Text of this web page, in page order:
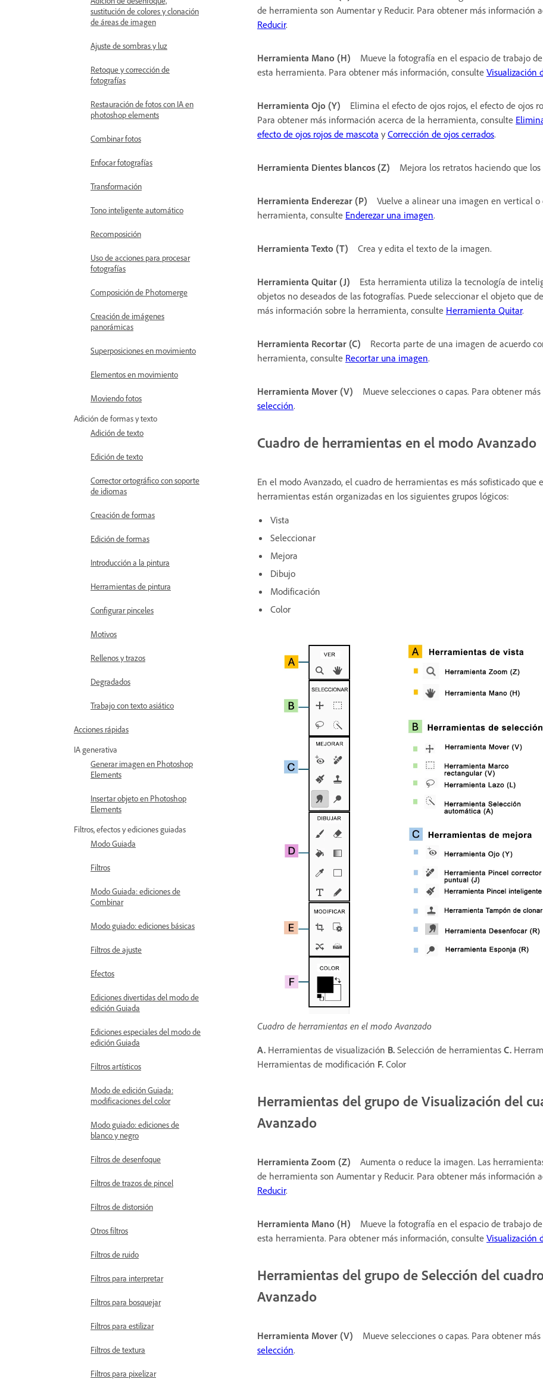
sustitución de colores y clonación
de áreas de imagen
Ajuste de sombras y luz
Retoque y corrección de
fotografías
Restauración de fotos con IA en
photoshop elements
Combinar fotos
Enfocar fotografías
Transformación
Tono inteligente automático
Recomposición
Uso de acciones para procesar
fotografías
Composición de Photomerge
Creación de imágenes
panorámicas
Superposiciones en movimiento
Elementos en movimiento
Moviendo fotos
Adición de formas y texto
Adición de texto
Edición de texto
Corrector ortográfico con soporte
de idiomas
Creación de formas
Edición de formas
Introducción a la pintura
Herramientas de pintura
Configurar pinceles
Motivos
Rellenos y trazos
Degradados
Trabajo con texto asiático
Acciones rápidas
IA generativa
Generar imagen en Photoshop
Elements
Insertar objeto en Photoshop
Elements
Filtros, efectos y ediciones guiadas
Modo Guiada
Filtros
Modo Guiada: ediciones de
Combinar
Modo guiado: ediciones básicas
Filtros de ajuste
Efectos
Ediciones divertidas del modo de
edición Guiada
Ediciones especiales del modo de
edición Guiada
Filtros artísticos
Modo de edición Guiada:
modificaciones del color
Modo guiado: ediciones de
blanco y negro
Filtros de desenfoque
Filtros de trazos de pincel
Filtros de distorsión
Otros filtros
Filtros de ruido
Filtros para interpretar
Filtros para bosquejar
Filtros para estilizar
Filtros de textura
Filtros para pixelizar
de herramienta son Aumentar y Reducir. Para obtener más información
Reducir.
Herramienta Mano (H)
Mueve la fotografía en el espacio de trabajo
esta herramienta. Para obtener más información, consulte Visualización
Herramienta Ojo (Y)
Elimina el efecto de ojos rojos, el efecto de ojos
Para obtener más información acerca de la herramienta, consulte
efecto de ojos rojos de mascota y Corrección de ojos cerrados.
Herramienta Dientes blancos (Z) Mejora los retratos haciendo que
Herramienta Enderezar (P)
Vuelve a alinear una imagen en vertical
herramienta, consulte Enderezar una imagen.
Herramienta Texto (T) Crea y edita el texto de la imagen.
Herramienta Quitar (J)
Esta herramienta utiliza la tecnología de
objetos no deseados de las fotografías. Puede seleccionar el objeto que
más información sobre la herramienta, consulte Herramienta Quitar.
Herramienta Recortar (C)
Recorta parte de una imagen de acuerdo
herramienta, consulte Recortar una imagen.
Herramienta Mover (V) Mueve selecciones o capas. Para obtener
selección.
Cuadro de herramientas en el modo Avanzado
En el modo Avanzado, el cuadro de herramientas es más sofisticado
herramientas están organizadas en los siguientes grupos lógicos:
Vista
Seleccionar
Mejora
Dibujo
Modificación
Color
Cuadro de herramientas en el modo Avanzado
A. Herramientas de visualización B. Selección de herramientas C.
Herramientas de modificación F. Color
Herramientas del grupo de Visualización del
Avanzado
Herramienta Zoom (Z)
Aumenta o reduce la imagen. Las
de herramienta son Aumentar y Reducir. Para obtener más información
Reducir.
Herramienta Mano (H)
Mueve la fotografía en el espacio de trabajo
esta herramienta. Para obtener más información, consulte Visualización
Herramientas del grupo de Selección del
Avanzado
Herramienta Mover (V) Mueve selecciones o capas. Para obtener
selección.